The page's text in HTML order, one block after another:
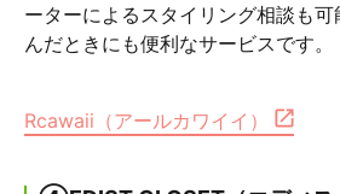
ーターによるスタイリング相談も
んだときにも便利なサービスです。
Rcawaii（アールカワイイ）